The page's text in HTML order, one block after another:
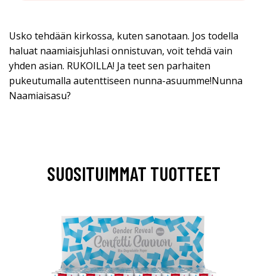
Usko tehdään kirkossa, kuten sanotaan. Jos todella
haluat naamiaisjuhlasi onnistuvan, voit tehdä vain
yhden asian. RUKOILLA! Ja teet sen parhaiten
pukeutumalla autenttiseen nunna-asuumme!Nunna
Naamiaisasu?
SUOSITUIMMAT TUOTTEET